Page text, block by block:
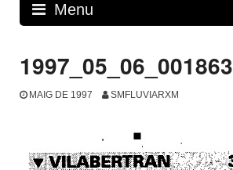
Menu
1997_05_06_001863
MAIG DE 1997 SMFLUVIARXM